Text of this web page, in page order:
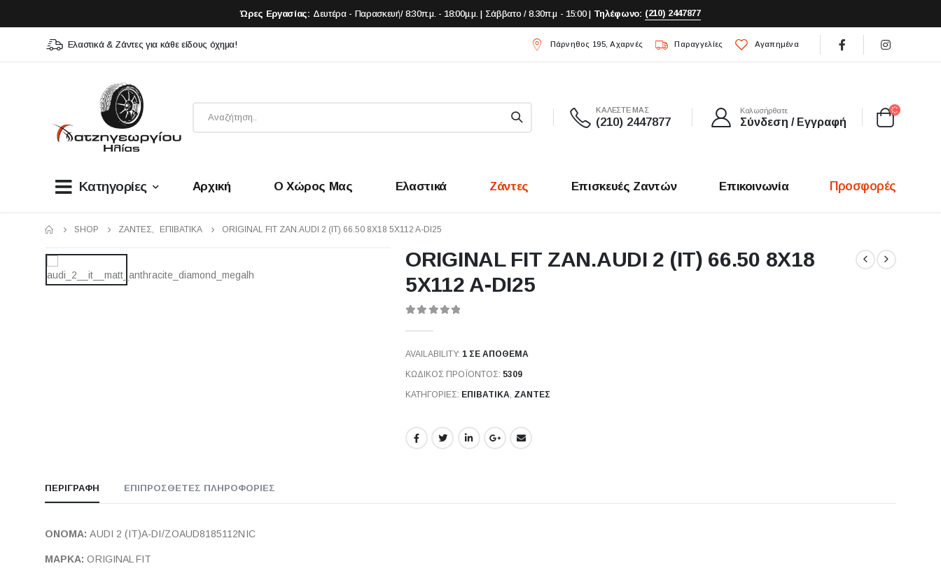
Ώρες Εργασίας: Δευτέρα - Παρασκευή/ 8:30π.μ. - 18:00μ.μ. | Σάββατο / 8.30π.μ - 15:00 | Τηλέφωνο: (210) 2447877
Ελαστικά & Ζάντες για κάθε είδους όχημα! Πάρνηθος 195, Αχαρνές Παραγγελίες Αγαπημένα
ΚΑΛΕΣΤΕ ΜΑΣ
(210) 2447877
Καλωσήρθατε
Σύνδεση / Εγγραφή
Κατηγορίες Αρχική Ο Χώρος Μας Ελαστικά Ζάντες Επισκευές Ζαντών Επικοινωνία Προσφορές
SHOP ΖΆΝΤΕΣ, ΕΠΙΒΑΤΙΚΑ ORIGINAL FIT ZAN.AUDI 2 (IT) 66.50 8X18 5X112 A-DI25
ORIGINAL FIT ZAN.AUDI 2 (IT) 66.50 8X18
5X112 A-DI25
AVAILABILITY: 1 ΣΕ ΑΠΌΘΕΜΑ
ΚΩΔΙΚΌΣ ΠΡΟΪΌΝΤΟΣ: 5309
ΚΑΤΗΓΟΡΊΕΣ: ΕΠΙΒΑΤΙΚΑ, ΖΆΝΤΕΣ
ΠΕΡΙΓΡΑΦΉ ΕΠΙΠΡΌΣΘΕΤΕΣ ΠΛΗΡΟΦΟΡΊΕΣ
ΟΝΟΜΑ: AUDI 2 (IT)A-DI/ZOAUD8185112NIC
ΜΑΡΚΑ: ORIGINAL FIT